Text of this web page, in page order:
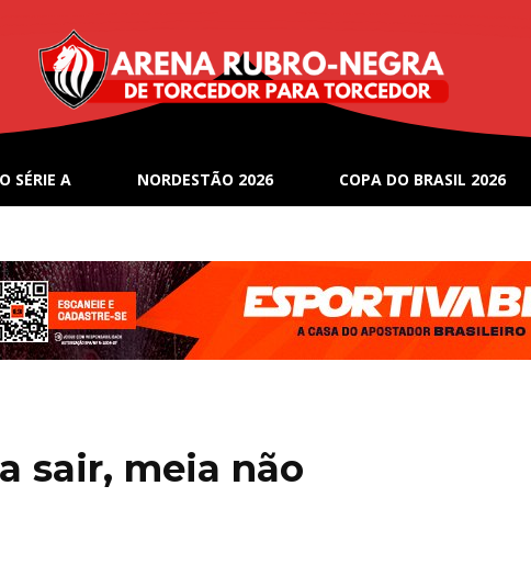
SÉRIE A NORDESTÃO 2026 COPA DO BRASIL 2026
sair, meia não